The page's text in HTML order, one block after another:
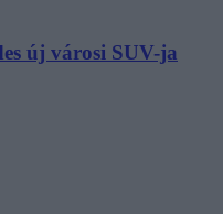
új városi SUV-ja